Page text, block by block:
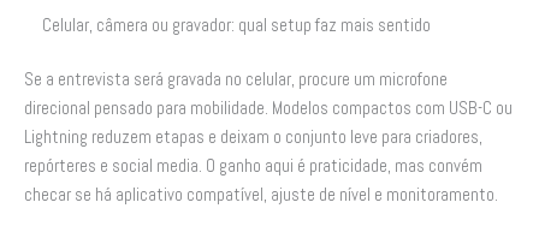
Celular, câmera ou gravador: qual setup faz mais sentido
Se a entrevista será gravada no celular, procure um microfone
direcional pensado para mobilidade. Modelos compactos com USB-C ou
Lightning reduzem etapas e deixam o conjunto leve para criadores,
repórteres e social media. O ganho aqui é praticidade, mas convém
checar se há aplicativo compatível, ajuste de nível e monitoramento.